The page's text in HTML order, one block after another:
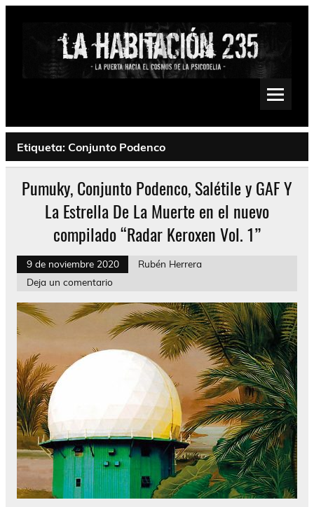
Saltar
Psychedelic, Stoner, Doom, Sludge, Fuzz, Space, Drone
Etiqueta: Conjunto Podenco
Pumuky, Conjunto Podenco, Salétile y GAF Y
La Estrella De La Muerte en el nuevo
compilado “Radar Keroxen Vol. 1”
9 de noviembre 2020
Rubén Herrera
Deja un comentario